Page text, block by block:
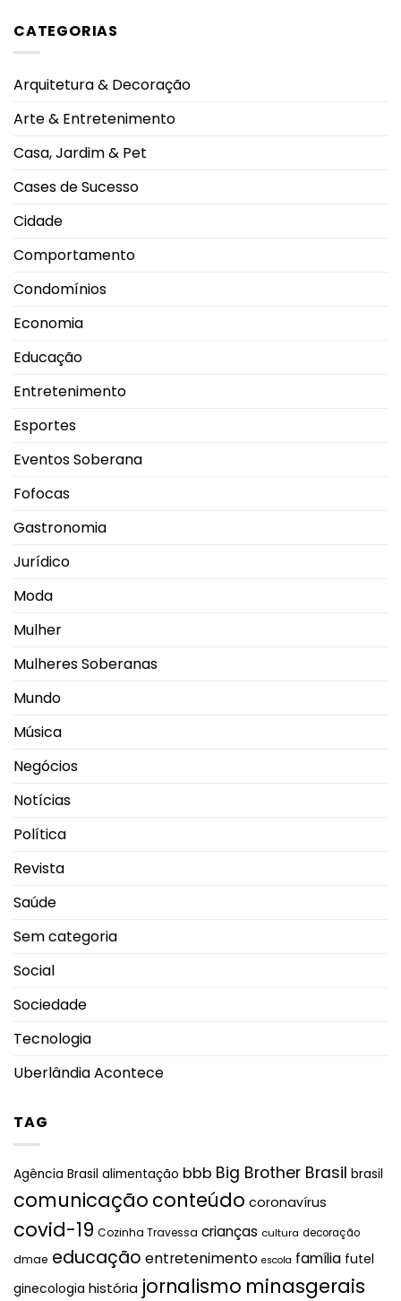
no
Destaque
By
Me
loja
Vinhedos
celebra
nova
da
marca
CATEGORIAS
Arquitetura & Decoração
Arte & Entretenimento
Casa, Jardim & Pet
Cases de Sucesso
Cidade
Comportamento
Condomínios
Economia
Educação
Entretenimento
Esportes
Eventos Soberana
Fofocas
Gastronomia
Jurídico
Moda
Mulher
Mulheres Soberanas
Mundo
Música
Negócios
Notícias
Política
Revista
Saúde
Sem categoria
Social
Sociedade
Tecnologia
Uberlândia Acontece
TAG
Agência Brasil alimentação bbb Big Brother Brasil brasil
comunicação conteúdo coronavírus
covid-19 Cozinha Travessa crianças cultura decoração
dmae educação entretenimento escola família futel
ginecologia história jornalismo minasgerais